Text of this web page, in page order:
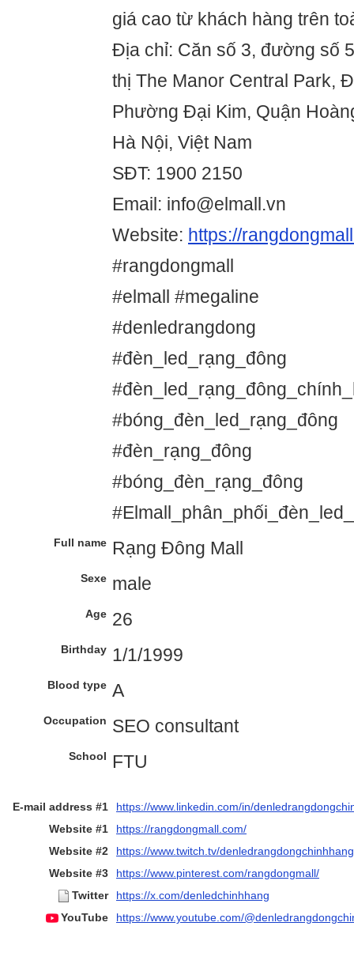
giá cao từ khách hàng trên
Địa chỉ: Căn số 3, đường số
thị The Manor Central Park,
Phường Đại Kim, Quận
Hà Nội, Việt Nam
SĐT: 1900 2150
Email: info@elmall.vn
Website: https://
#rangdongmall
#elmall #megaline
#denledrangdong
#đèn_led_rạng_đông
#bóng_đèn_led_rạng_đông
#đèn_rạng_đông
#bóng_đèn_rạng_đông
Full name Rạng Đông Mall
Sexe male
Age 26
Birthday 1/1/1999
Blood type A
Occupation SEO consultant
School FTU
E-mail address #1
https://www.linkedin.com/in/
Website #1
https://rangdongmall.com/
Website #2
https://www.twitch.tv/denledrangdongchinhhang
Website #3
https://www.pinterest.com/rangdongmall/
Twitter
https://x.com/denledchinhhang
YouTube
https://www.youtube.com/